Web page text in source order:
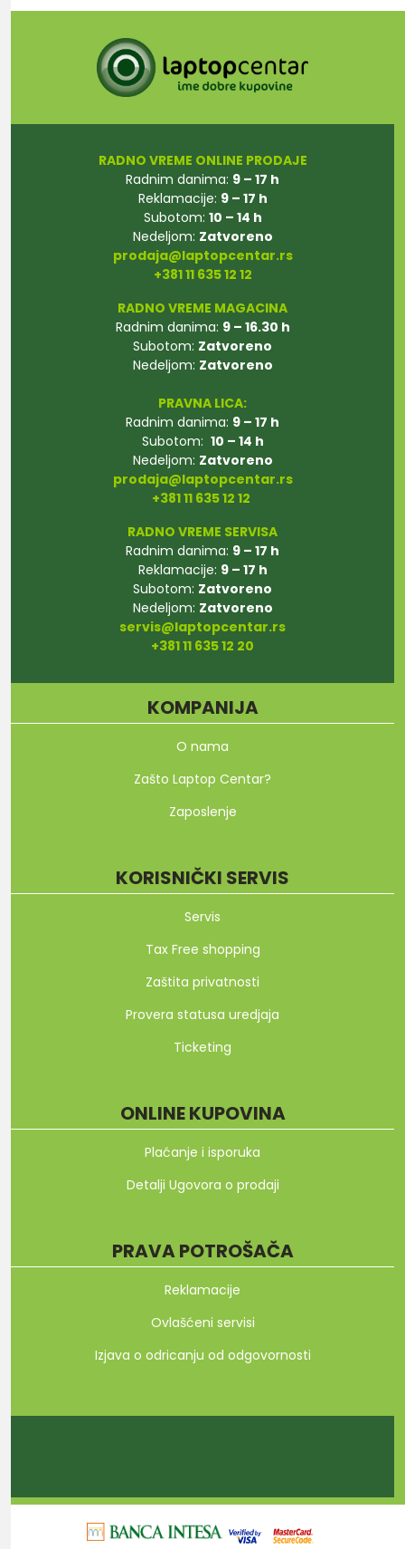
RADNO VREME ONLINE PRODAJE
Radnim danima: 9 – 17 h
Reklamacije: 9 – 17 h
Subotom: 10 – 14 h
Nedeljom: Zatvoreno
prodaja@laptopcentar.rs
+381 11 635 12 12
RADNO VREME MAGACINA
Radnim danima: 9 – 16.30 h
Subotom: Zatvoreno
Nedeljom: Zatvoreno
PRAVNA LICA:
Radnim danima: 9 – 17 h
Subotom: 10 – 14 h
Nedeljom: Zatvoreno
prodaja@laptopcentar.rs
+381 11 635 12 12
RADNO VREME SERVISA
Radnim danima: 9 – 17 h
Reklamacije: 9 – 17 h
Subotom: Zatvoreno
Nedeljom: Zatvoreno
servis@laptopcentar.rs
+381 11 635 12 20
KOMPANIJA
O nama
Zašto Laptop Centar?
Zaposlenje
KORISNIČKI SERVIS
Servis
Tax Free shopping
Zaštita privatnosti
Provera statusa uredjaja
Ticketing
ONLINE KUPOVINA
Plaćanje i isporuka
Detalji Ugovora o prodaji
PRAVA POTROŠAČA
Reklamacije
Ovlašćeni servisi
Izjava o odricanju od odgovornosti